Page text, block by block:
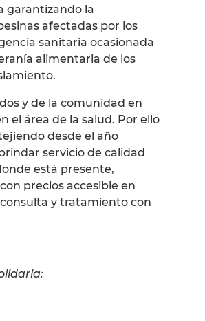
garantizando la
afectadas por los
sanitaria ocasionada
alimentaria de los
y de la comunidad en
el área de la salud. Por ello
desde el año
servicio de calidad
está presente,
precios accesible en
y tratamiento con